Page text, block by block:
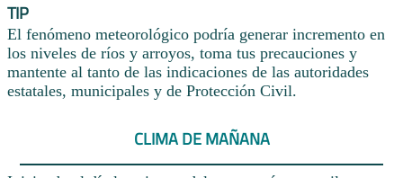
TIP
El fenómeno meteorológico podría generar incremento en
los niveles de ríos y arroyos, toma tus precauciones y
mantente al tanto de las indicaciones de las autoridades
estatales, municipales y de Protección Civil.
CLIMA DE MAÑANA